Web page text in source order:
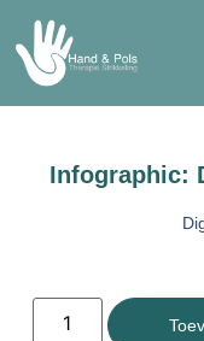
Infographic: